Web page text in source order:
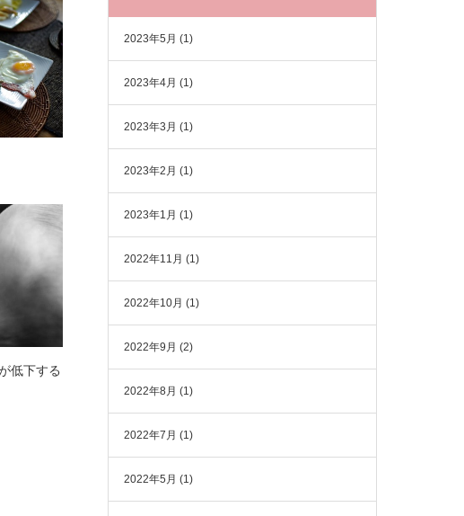
低下する
2023年5月 (1)
2023年4月 (1)
2023年3月 (1)
2023年2月 (1)
2023年1月 (1)
2022年11月 (1)
2022年10月 (1)
2022年9月 (2)
2022年8月 (1)
2022年7月 (1)
2022年5月 (1)